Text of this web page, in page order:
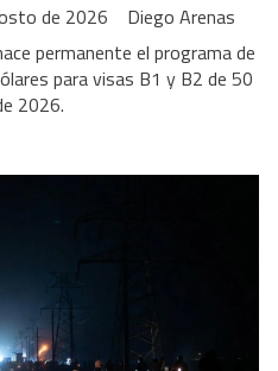
Diego Arenas
de 2026
permanente el programa de
para visas B1 y B2 de 50
2026.